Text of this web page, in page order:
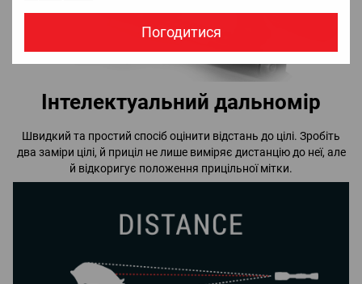
Погодитися
Інтелектуальний дальномір
Швидкий та простий спосіб оцінити відстань до цілі. Зробіть
два заміри цілі, й приціл не лише виміряє дистанцію до неї, але
й відкоригує положення прицільної мітки.